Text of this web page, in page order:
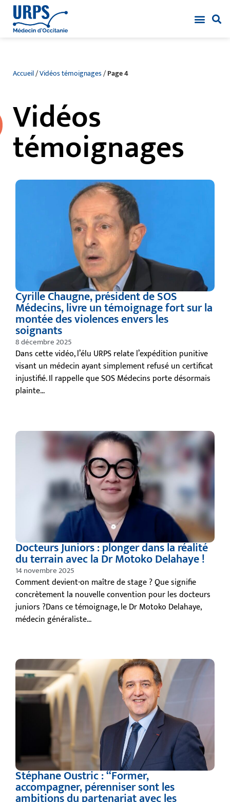
Accueil/Vidéos témoignages/Page 4
Vidéos
témoignages
Cyrille Chaugne, président de SOS
Médecins, livre un témoignage fort sur la
montée des violences envers les
soignants
8 décembre 2025
Dans cette vidéo, l’élu URPS relate l’expédition punitive
visant un médecin ayant simplement refusé un certificat
injustifié. Il rappelle que SOS Médecins porte désormais
plainte...
Docteurs Juniors : plonger dans la réalité
du terrain avec la Dr Motoko Delahaye !
14 novembre 2025
Comment devient-on maître de stage ? Que signifie
concrètement la nouvelle convention pour les docteurs
juniors ?Dans ce témoignage, le Dr Motoko Delahaye,
médecin généraliste...
Stéphane Oustric : “Former,
accompagner, pérenniser sont les